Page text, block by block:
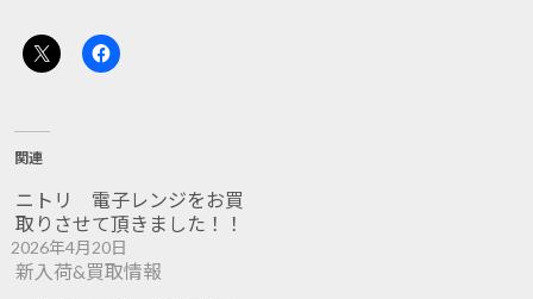
関連
ニトリ 電子レンジをお買
取りさせて頂きました！！
2026年4月20日
新入荷&買取情報